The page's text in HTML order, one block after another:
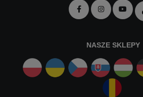
NASZE SKLEPY